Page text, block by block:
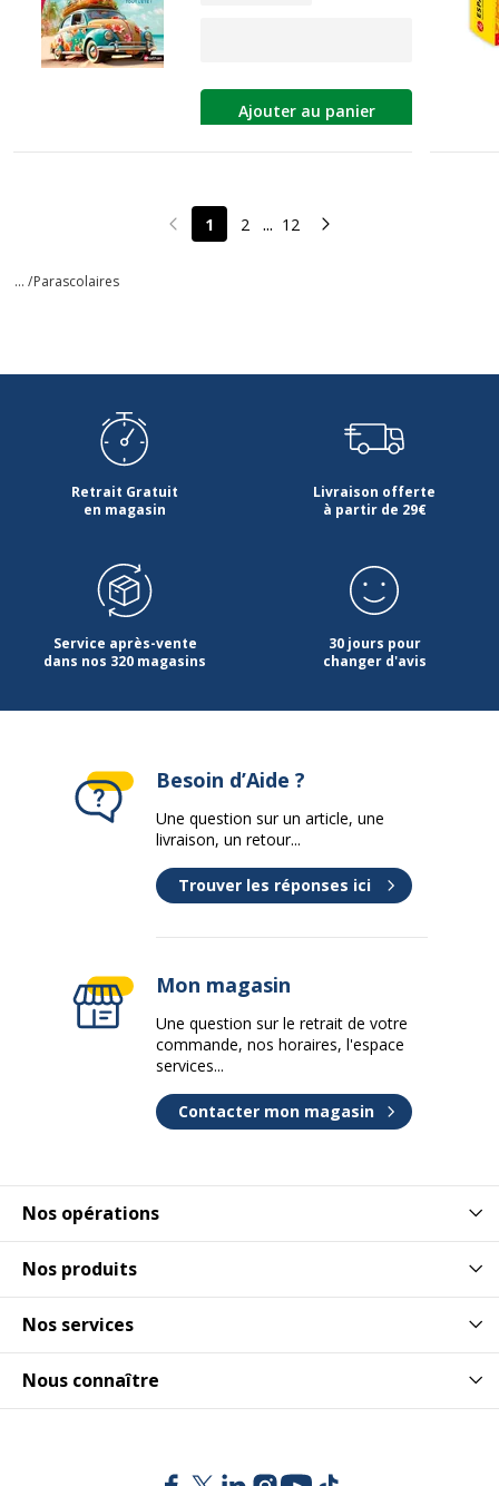
Ajouter au panier
Page précédente
1 2 ... 12 Page suivante
... /Parascolaires
Retrait Gratuit
en magasin
Livraison offerte
à partir de 29€
Service après-vente
dans nos 320 magasins
30 jours pour
changer d'avis
Nos opérations
Nos produits
Nos services
Nous connaître
Besoin d’Aide ?
Une question sur un article, une
livraison, un retour...
Trouver les réponses ici
Mon magasin
Une question sur le retrait de votre
commande, nos horaires, l'espace
services...
Contacter mon magasin